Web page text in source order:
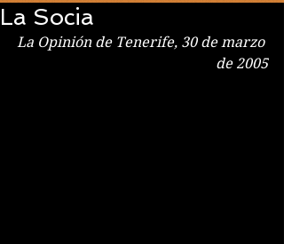
La Socia
La Opinión de Tenerife, 30 de marzo
de 2005